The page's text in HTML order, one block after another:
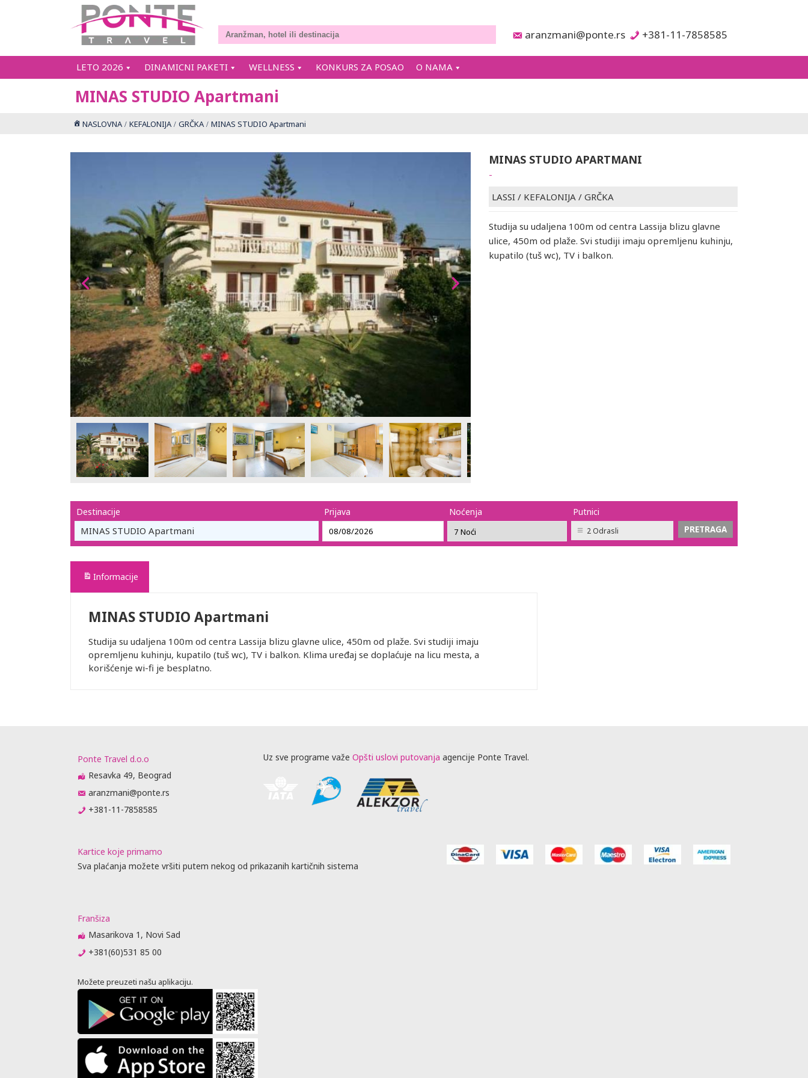
aranzmani@ponte.rs +381-11-7858585
LETO 2026 DINAMICNI PAKETI WELLNESS KONKURS ZA POSAO O NAMA
MINAS STUDIO Apartmani
NASLOVNA KEFALONIJA GRČKA MINAS STUDIO Apartmani
MINAS STUDIO APARTMANI
-
LASSI / KEFALONIJA / GRČKA
Studija su udaljena 100m od centra Lassija blizu glavne
ulice, 450m od plaže. Svi studiji imaju opremljenu kuhinju,
kupatilo (tuš wc), TV i balkon.
Destinacije
MINAS STUDIO Apartmani
Prijava Noćenja Putnici
2 Odrasli
Informacije
MINAS STUDIO Apartmani
Studija su udaljena 100m od centra Lassija blizu glavne ulice, 450m od plaže. Svi studiji imaju
opremljenu kuhinju, kupatilo (tuš wc), TV i balkon. Klima uređaj se doplaćuje na licu mesta, a
korišćenje wi-fi je besplatno.
Ponte Travel d.o.o
Resavka 49, Beograd
aranzmani@ponte.rs
+381-11-7858585
Uz sve programe važe Opšti uslovi putovanja agencije Ponte Travel.
Kartice koje primamo
Sva plaćanja možete vršiti putem nekog od prikazanih kartičnih sistema
Franšiza
Masarikova 1, Novi Sad
+381(60)531 85 00
Možete preuzeti našu aplikaciju.